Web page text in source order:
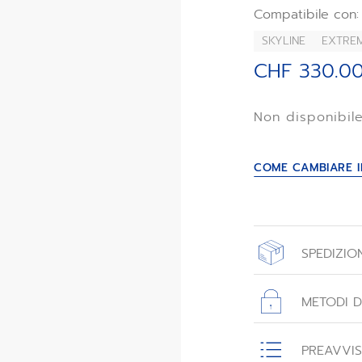
Questo cinturino
Skyline e DEFY
Compatibile con:
SKYLINE
CHF
Non disponibile
COME CAMBIARE
beneficiano di
reso di 14 giorni.
METODI